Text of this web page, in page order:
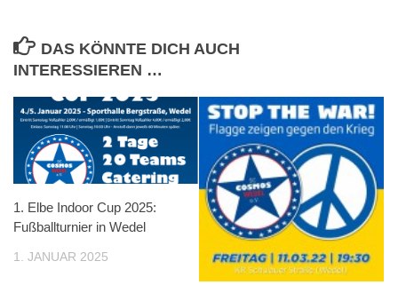
DAS KÖNNTE DICH AUCH
INTERESSIEREN …
1. Elbe Indoor Cup 2025:
Fußballturnier in Wedel
1. JANUAR 2025